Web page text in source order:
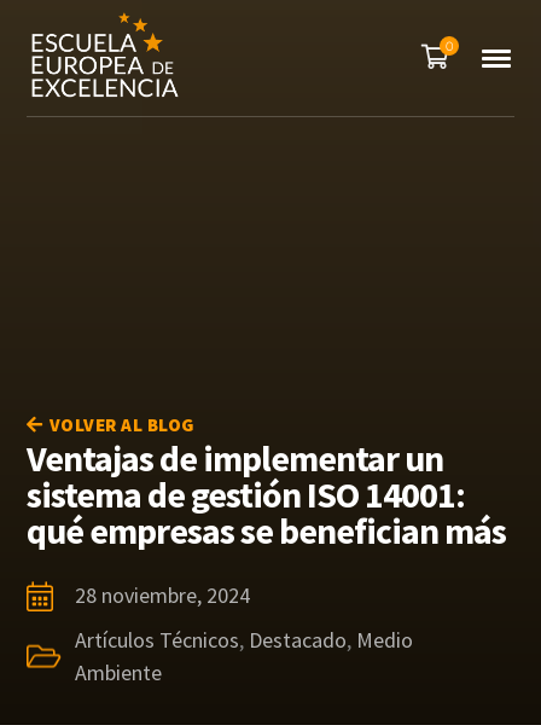
0
VOLVER AL BLOG
Ventajas de implementar un
sistema de gestión ISO 14001:
qué empresas se benefician más
28 noviembre, 2024
Artículos Técnicos, Destacado, Medio
Ambiente